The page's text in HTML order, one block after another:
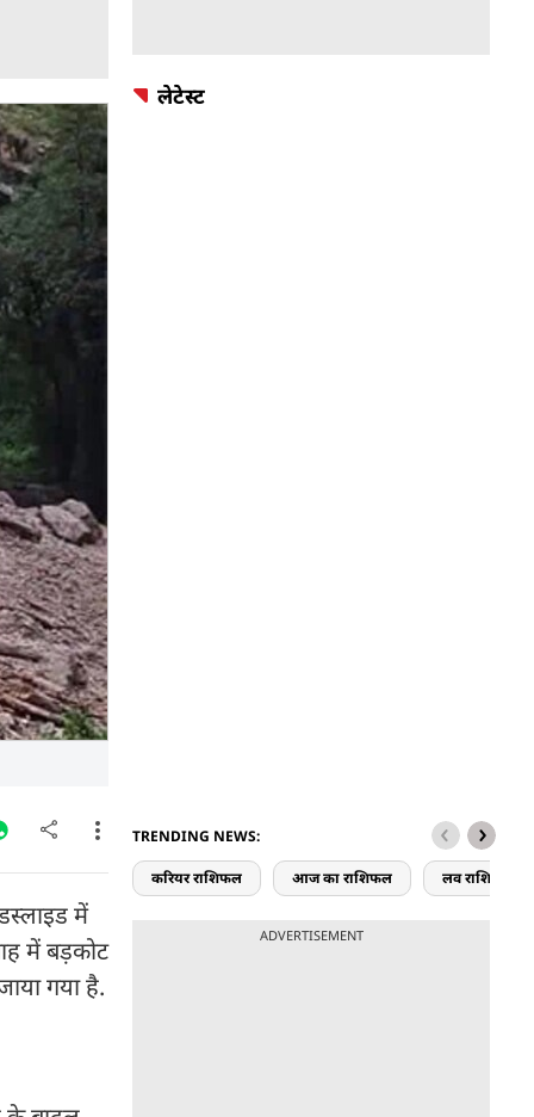
में
में बड़कोट
गया है.
लेटेस्ट
TRENDING NEWS:
करियर राशिफल आज का राशिफल लव राशिफल
ADVERTISEMENT